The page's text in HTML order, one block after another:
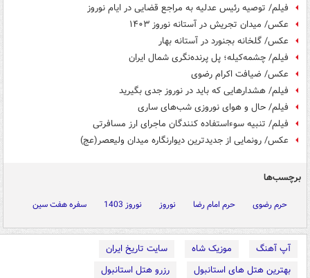
فیلم/ توصیه رئیس عدلیه به مراجع قضایی در ایام نوروز
عکس/ میدان تجریش در آستانه نوروز ۱۴۰۳
عکس/ گلخانه بجنورد در آستانه بهار
فیلم/ چشمه‌کیله؛ پل پرنده‌نگری شمال ایران
عکس/ ضیافت اکرام رضوی
فیلم/ هشدارهایی که باید در نوروز جدی بگیرید
فیلم/ حال و هوای نوروزی شب‌های ساری
فیلم/ تنبیه سوءاستفاده کنندگان ماجرای ارز مسافرتی
عکس/ رونمایی از جدیدترین دیوارنگاره میدان ولیعصر(عج)
برچسب‌ها
حرم رضوی حرم امام رضا نوروز نوروز 1403 سفره هفت سین
آپ آهنگ موزیک شاه
سایت تاریخ ایران
بهترین هتل های استانبول
رزرو هتل استانبول